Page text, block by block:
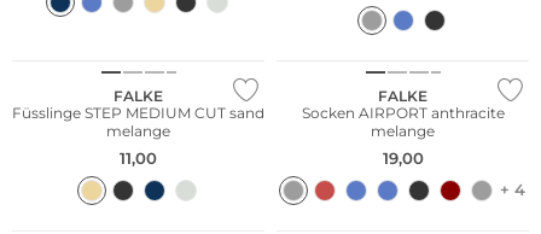
FALKE
Füsslinge STEP MEDIUM CUT sand
melange
11,00
FALKE
Socken AIRPORT anthracite
melange
19,00
+ 4